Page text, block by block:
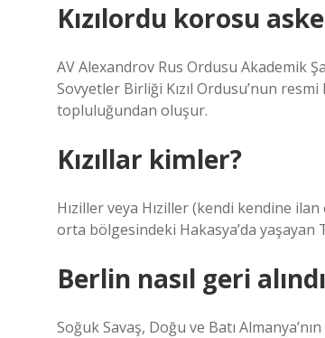
Kızılordu korosu
AV Alexandrov Rus Ordusu Akademik
Sovyetler Birliği Kızıl Ordusu’nun
topluluğundan oluşur.
Kızıllar kimler?
Hıziller veya Hıziller (kendi kendine ilan
orta bölgesindeki Hakasya’da
Berlin nasıl geri
Soğuk Savaş, Doğu ve Batı